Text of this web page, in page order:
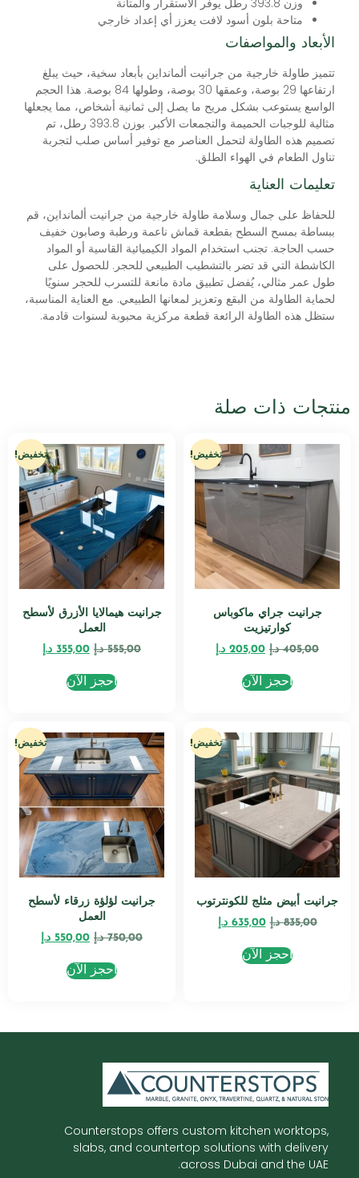
متاحة بلون أسود لافت يعزز أي إعداد خارجي
الأبعاد والمواصفات
تتميز طاولة خارجية من جرانيت ألمانداين بأبعاد سخية، حيث يبلغ
ارتفاعها 29 بوصة، وعمقها 30 بوصة، وطولها 84 بوصة. هذا الحجم
الواسع يستوعب بشكل مريح ما يصل إلى ثمانية أشخاص، مما يجعلها
مثالية للوجبات الحميمة والتجمعات الأكبر. بوزن 393.8 رطل، تم
تصميم هذه الطاولة لتحمل العناصر مع توفير أساس صلب لتجربة
تناول الطعام في الهواء الطلق.
تعليمات العناية
للحفاظ على جمال وسلامة طاولة خارجية من جرانيت ألمانداين، قم
ببساطة بمسح السطح بقطعة قماش ناعمة ورطبة وصابون خفيف
حسب الحاجة. تجنب استخدام المواد الكيميائية القاسية أو المواد
الكاشطة التي قد تضر بالتشطيب الطبيعي للحجر. للحصول على
طول عمر مثالي، يُفضل تطبيق مادة مانعة للتسرب للحجر سنويًا
لحماية الطاولة من البقع وتعزيز لمعانها الطبيعي. مع العناية المناسبة،
ستظل هذه الطاولة الرائعة قطعة مركزية محبوبة لسنوات قادمة.
منتجات ذات صلة
تخفيض!
جرانيت جراي ماكوباس
كوارتيزيت
405,00 د.إ 205,00 د.إ
احجز الآن
تخفيض!
جرانيت هيمالايا الأزرق لأسطح
العمل
555,00 د.إ 355,00 د.إ
احجز الآن
تخفيض!
جرانيت أبيض مثلج للكونترتوب
835,00 د.إ 635,00 د.إ
احجز الآن
تخفيض!
جرانيت لؤلؤة زرقاء لأسطح
العمل
750,00 د.إ 550,00 د.إ
احجز الآن
Counterstops offers custom kitchen worktops,
slabs, and countertop solutions with delivery
across Dubai and the UAE.